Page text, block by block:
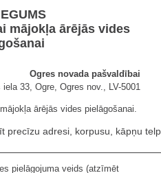
mājokļa ārējās vides
Ogres novada pašvaldībai
iela 33, Ogre, Ogres nov., LV-5001
ārējās vides pielāgošanai.
precīzu adresi, korpusu, kāpņu
pielāgojuma veids (atzīmēt